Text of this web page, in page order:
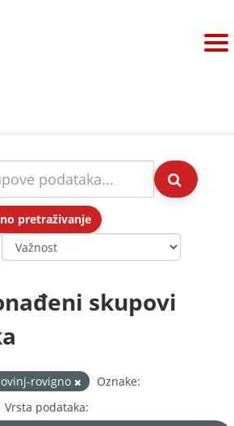
pretraživanje
skupovi
rovigno
Oznake:
Vrsta podataka: